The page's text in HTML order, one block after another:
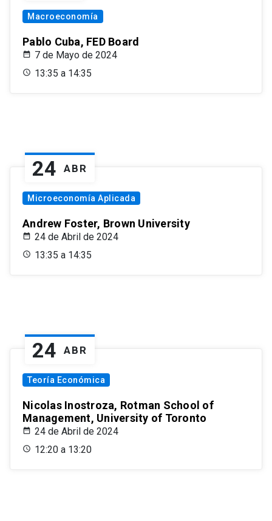
Macroeconomía
Pablo Cuba, FED Board
7 de Mayo de 2024
13:35 a 14:35
24 ABR
Microeconomía Aplicada
Andrew Foster, Brown University
24 de Abril de 2024
13:35 a 14:35
24 ABR
Teoría Económica
Nicolas Inostroza, Rotman School of
Management, University of Toronto
24 de Abril de 2024
12:20 a 13:20